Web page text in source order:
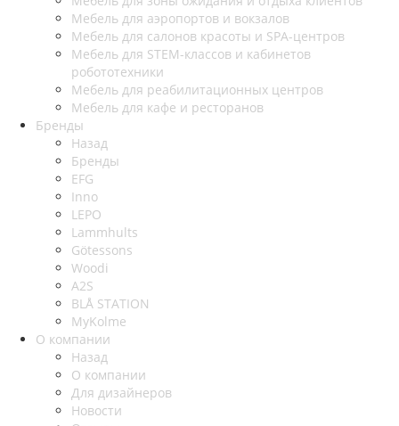
Мебель для аэропортов и вокзалов
Мебель для салонов красоты и SPA-центров
Мебель для STEM-классов и кабинетов
робототехники
Мебель для реабилитационных центров
Мебель для кафе и ресторанов
Бренды
Назад
Бренды
EFG
Inno
LEPO
Lammhults
Götessons
Woodi
A2S
BLÅ STATION
MyKolme
О компании
Назад
О компании
Для дизайнеров
Новости